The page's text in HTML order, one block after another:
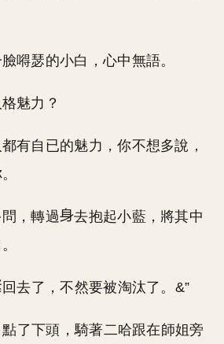
嘚瑟的小白，心中無語。
魅力？
有自已的魅力，你不想多說，
，轉過
去抱起小藍，將其中
回去了，不然要被淘汰了。&”
點了下頭，騎著二哈跟在師姐旁